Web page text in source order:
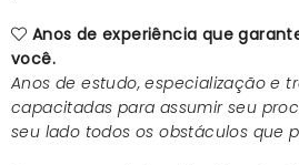
Anos de experiência que
você.
Anos de estudo, especialização e
capacitadas para assumir seu
seu lado todos os obstáculos que